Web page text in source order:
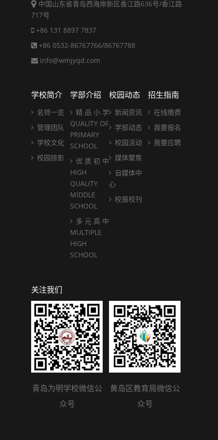
中国山东省青岛西海岸新区香江路636号/香江路
717号
+86 131 8897 7837
+86 0532-86767766/86767788
info@wmjyqd.com
学校简介
名师一览
管理团队
学校文化
校园掠影
学部介绍
精 品 小 学
QUALITY OF
PRIMARY
SCHOOL
优 质 初 中
HIGH
QUALITY
MIDDLE
SCHOOL
多 元 高 中
MULTIPLE
HIGH
SCHOOL
校园动态
新闻资讯
学部动态
校园活动
媒体聚焦
自媒体中
心
校报校刊
招生指南
在线缴费
我要报名
我要应聘
关注我们
青岛为明学校微信公
众号
黄岛区教育局微信公
众号